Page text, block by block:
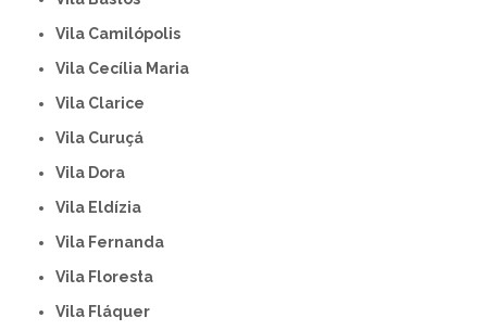
Vila Camilópolis
Vila Cecília Maria
Vila Clarice
Vila Curuçá
Vila Dora
Vila Eldízia
Vila Fernanda
Vila Floresta
Vila Fláquer